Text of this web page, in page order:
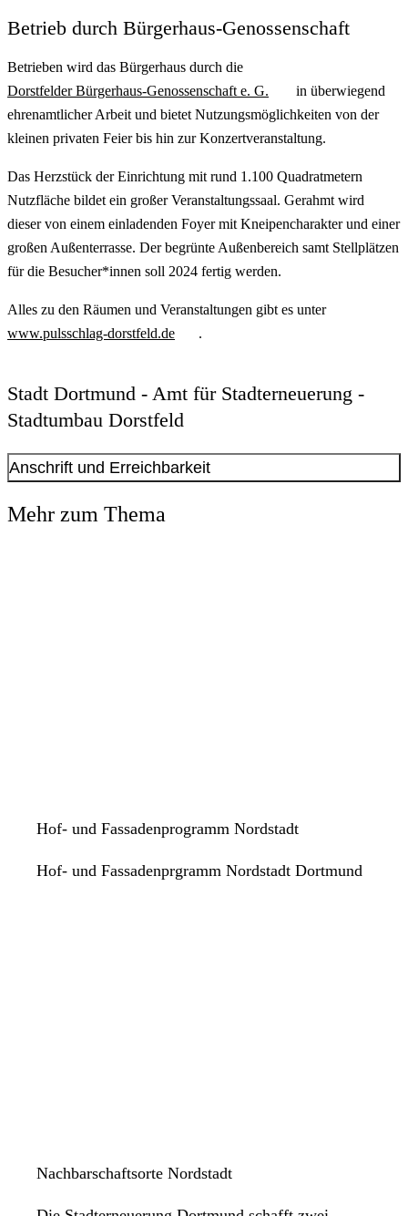
Betrieb durch Bürgerhaus-Genossenschaft
Betrieben wird das Bürgerhaus durch die
Dorstfelder Bürgerhaus-Genossenschaft e. G.
in überwiegend
ehrenamtlicher Arbeit und bietet Nutzungsmöglichkeiten von der
kleinen privaten Feier bis hin zur Konzertveranstaltung.
Das Herzstück der Einrichtung mit rund 1.100 Quadratmetern
Nutzfläche bildet ein großer Veranstaltungssaal. Gerahmt wird
dieser von einem einladenden Foyer mit Kneipencharakter und einer
großen Außenterrasse. Der begrünte Außenbereich samt Stellplätzen
für die Besucher*innen soll 2024 fertig werden.
Alles zu den Räumen und Veranstaltungen gibt es unter
www.pulsschlag-dorstfeld.de
.
Stadt Dortmund - Amt für Stadterneuerung -
Stadtumbau Dorstfeld
Anschrift und Erreichbarkeit
Anschrift
Mehr zum Thema
Hof- und Fassadenprogramm Nordstadt
Hof- und Fassadenprgramm Nordstadt Dortmund
Nachbarschaftsorte Nordstadt